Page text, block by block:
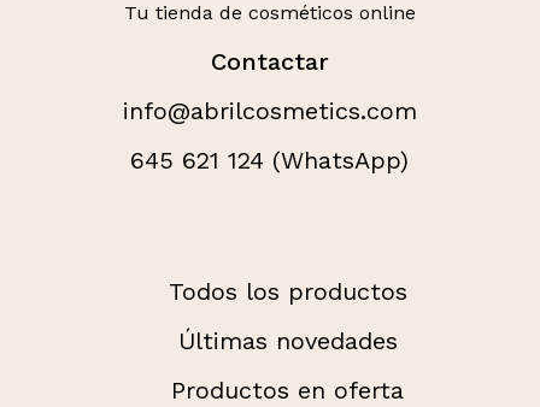
Tu tienda de cosméticos online
Contactar
info@abrilcosmetics.com
645 621 124 (WhatsApp)
Todos los productos
Últimas novedades
Productos en oferta